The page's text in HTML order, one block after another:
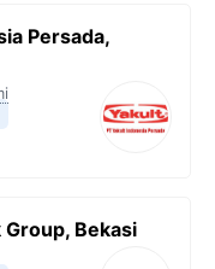
Persada,
Bekasi